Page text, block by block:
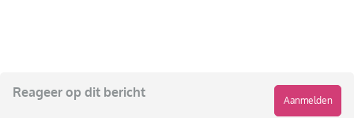
Reageer op dit bericht
Aanmelden